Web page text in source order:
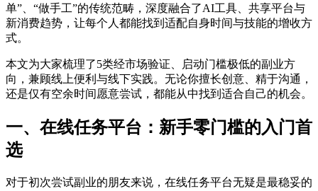
单”、“做手工”的传统范畴，深度融合了AI工具、共享平台与
新消费趋势，让每个人都能找到适配自身时间与技能的增收方
式。
本文为大家梳理了5类经市场验证、启动门槛极低的副业方
向，兼顾线上便利与线下实践。无论你擅长创意、精于沟通，
还是仅有空余时间愿意尝试，都能从中找到适合自己的机会。
一、在线任务平台：新手零门槛的入门首
选
对于初次尝试副业的朋友来说，在线任务平台无疑是最稳妥的